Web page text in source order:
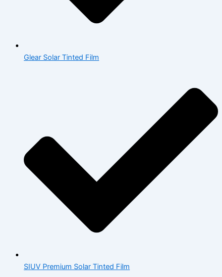
Glear Solar Tinted Film
SIUV Premium Solar Tinted Film